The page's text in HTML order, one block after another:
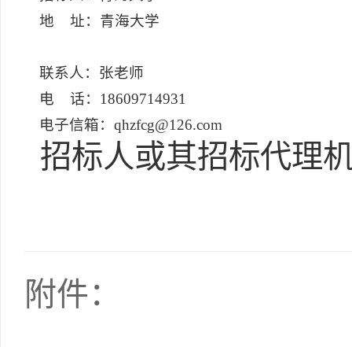
地 址：青海大学
联系人：张老师
电 话：18609714931
电子信箱：qhzfcg@126.com
招标人或其招标代理
附件：